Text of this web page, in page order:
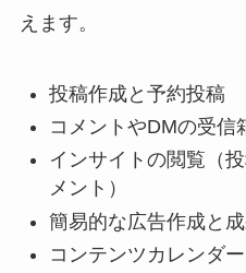
えます。
投稿作成と予約投稿
コメントやDMの受信
インサイトの閲覧（
メント）
簡易的な広告作成と
コンテンツカレンダ